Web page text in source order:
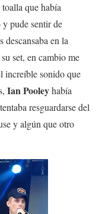
que había
pude sentir de
descansaba en la
set, en cambio me
increíble sonido que
Ian Pooleyhabía
resguardarse del
y algún que otro